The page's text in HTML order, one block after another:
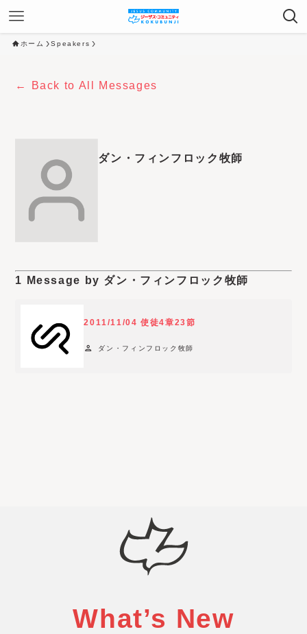
ホーム Speakers
Back to All Messages
ダン・フィンフロック牧師
1 Message by ダン・フィンフロック牧師
2011/11/04 使徒4章23節
person ダン・フィンフロック牧師
What’s New